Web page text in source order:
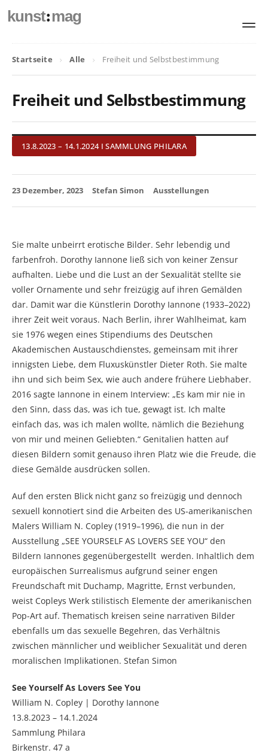
kunst:mag
Startseite Alle Freiheit und Selbstbestimmung
Freiheit und Selbstbestimmung
13.8.2023 – 14.1.2024 I SAMMLUNG PHILARA
23 Dezember, 2023 Stefan Simon Ausstellungen
Sie malte unbeirrt erotische Bilder. Sehr lebendig und
farbenfroh. Dorothy Iannone ließ sich von keiner Zensur
aufhalten. Liebe und die Lust an der Sexualität stellte sie
voller Ornamente und sehr freizügig auf ihren Gemälden
dar. Damit war die Künstlerin Dorothy Iannone (1933–2022)
ihrer Zeit weit voraus. Nach Berlin, ihrer Wahlheimat, kam
sie 1976 wegen eines Stipendiums des Deutschen
Akademischen Austauschdienstes, gemeinsam mit ihrer
innigsten Liebe, dem Fluxuskünstler Dieter Roth. Sie malte
ihn und sich beim Sex, wie auch andere frühere Liebhaber.
2016 sagte Iannone in einem Interview: „Es kam mir nie in
den Sinn, dass das, was ich tue, gewagt ist. Ich malte
einfach das, was ich malen wollte, nämlich die Beziehung
von mir und meinen Geliebten.“ Genitalien hatten auf
diesen Bildern somit genauso ihren Platz wie die Freude, die
diese Gemälde ausdrücken sollen.
Auf den ersten Blick nicht ganz so freizügig und dennoch
sexuell konnotiert sind die Arbeiten des US-amerikanischen
Malers William N. Copley (1919–1996), die nun in der
Ausstellung „SEE YOURSELF AS LOVERS SEE YOU“ den
Bildern Iannones gegenübergestellt werden. Inhaltlich dem
europäischen Surrealismus aufgrund seiner engen
Freundschaft mit Duchamp, Magritte, Ernst verbunden,
weist Copleys Werk stilistisch Elemente der amerikanischen
Pop-Art auf. Thematisch kreisen seine narrativen Bilder
ebenfalls um das sexuelle Begehren, das Verhältnis
zwischen männlicher und weiblicher Sexualität und deren
moralischen Implikationen. Stefan Simon
See Yourself As Lovers See You
William N. Copley | Dorothy Iannone
13.8.2023 – 14.1.2024
Sammlung Philara
Birkenstr. 47 a